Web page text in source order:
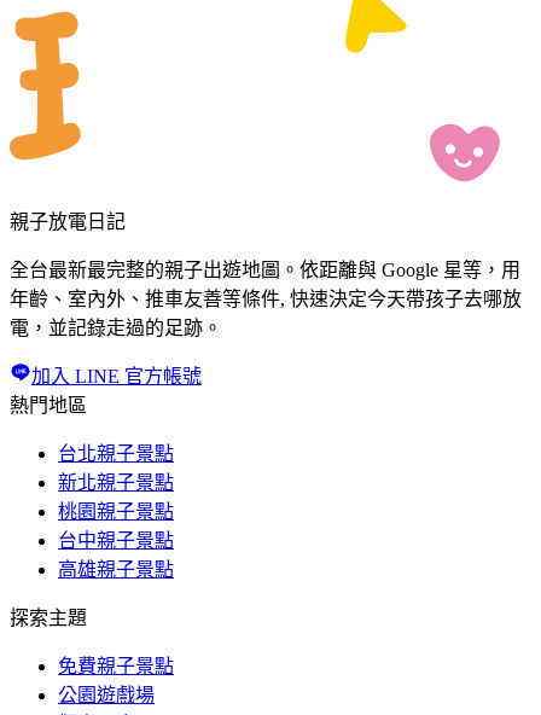
親子放電日記
全台最新最完整的親子出遊地圖。依距離與 Google 星等，用
年齡、室內外、推車友善等條件, 快速決定今天帶孩子去哪放
電，並記錄走過的足跡。
加入 LINE 官方帳號
熱門地區
台北親子景點
新北親子景點
桃園親子景點
台中親子景點
高雄親子景點
探索主題
免費親子景點
公園遊戲場